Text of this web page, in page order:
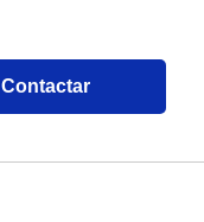
Contactar